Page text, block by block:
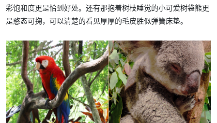
彩饱和度更是恰到好处。还有那抱着树枝睡觉的小可爱树袋熊更
是憨态可掬，可以清楚的看见厚厚的毛皮胜似弹簧床垫。